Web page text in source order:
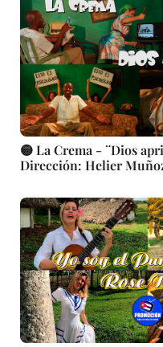
🟡 La Crema - ¨Dios
Dirección: Helier